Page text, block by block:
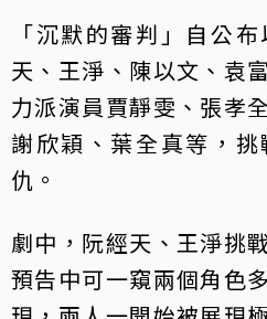
「沉默的審判」自公
天、王淨、陳以文、袁
力派演員賈靜雯、張孝
謝欣穎、葉全真等，
仇。
劇中，阮經天、王淨挑
預告中可一窺兩個角色